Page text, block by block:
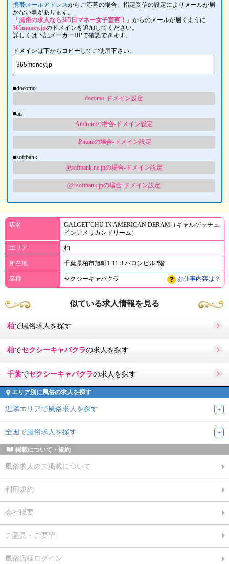
携帯メールアドレスからご応募の場合、指定受信の設定によりメールが届
かない事があります。
「風俗の求人なら365日マネー女子宣言！」からのメールが届くように
365money.jpのドメインを追加してください。
詳しくは下記メーカーHPで確認できます。
ドメインは下からコピーしてご使用下さい。
■docomo
docomo-ドメイン設定
■au
Androidの場合-ドメイン設定
iPhoneの場合-ドメイン設定
■softbank
@softbank.ne.jpの場合-ドメイン設定
@i.softbank.jpの場合-ドメイン設定
店名
GALGET’CHU IN AMERICAN DERAM（ギャルゲッチュ
インアメリカンドリーム）
エリア 柏
所在地 千葉県柏市旭町1-11-3 バロンビル2階
業種 セクシーキャバクラ お仕事内容は？
似ている求人情報を見る
柏で風俗求人を探す
柏でセクシーキャバクラの求人を探す
千葉でセクシーキャバクラの求人を探す
エリア別に風俗の求人を探す
近隣エリアで風俗求人を探す
全国で風俗求人を探す
掲載について・規約
風俗求人のご掲載について
利用規約
会社概要
ご意見・ご要望
風俗店様ログイン